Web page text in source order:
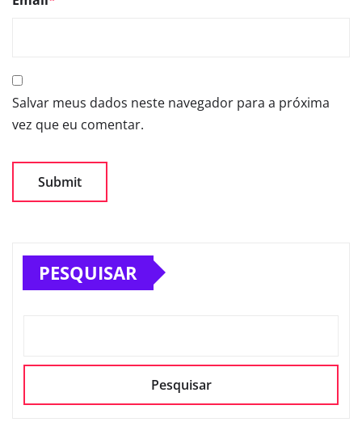
Salvar meus dados neste navegador para a próxima
vez que eu comentar.
PESQUISAR
Pesquisar